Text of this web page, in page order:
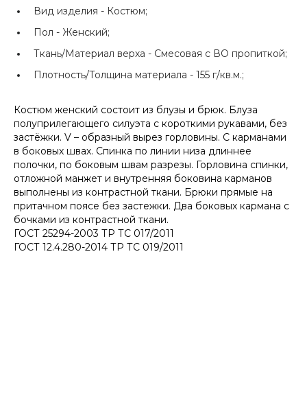
Вид изделия - Костюм;
Пол - Женский;
Ткань/Материал верха - Смесовая с ВО пропиткой;
Плотность/Толщина материала - 155 г/кв.м.;
Костюм женский состоит из блузы и брюк. Блуза
полуприлегающего силуэта с короткими рукавами, без
застёжки. V – образный вырез горловины. С карманами
в боковых швах. Спинка по линии низа длиннее
полочки, по боковым швам разрезы. Горловина спинки,
отложной манжет и внутренняя боковина карманов
выполнены из контрастной ткани. Брюки прямые на
притачном поясе без застежки. Два боковых кармана с
бочками из контрастной ткани.
ГОСТ 25294-2003 ТР ТС 017/2011
ГОСТ 12.4.280-2014 ТР ТС 019/2011